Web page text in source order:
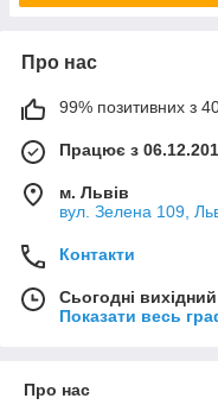
Про нас
99% позитивних з
Працює з
м. Львів
вул. Зелена 109,
Контакти
Сьогодні вихідний
Показати весь
Про нас